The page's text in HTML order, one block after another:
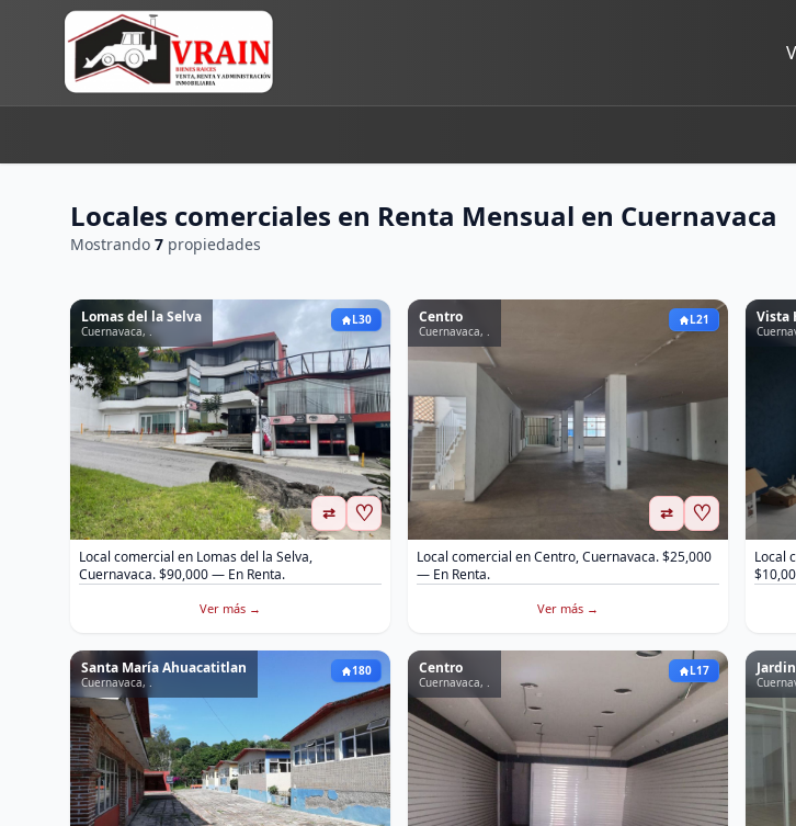
Locales comerciales en Renta Mensual en Cuernavaca
Mostrando 7 propiedades
Lomas del la Selva
Cuernavaca, .
L30
⇄ ♡
Local comercial en Lomas del la Selva,
Cuernavaca. $90,000 — En Renta.
Ver más →
Centro
Cuernavaca, .
L21
⇄ ♡
Local comercial en Centro, Cuernavaca. $25,000
— En Renta.
Ver más →
Vista
Local
Santa María Ahuacatitlan
Cuernavaca, .
180 Centro
Cuernavaca, .
L17